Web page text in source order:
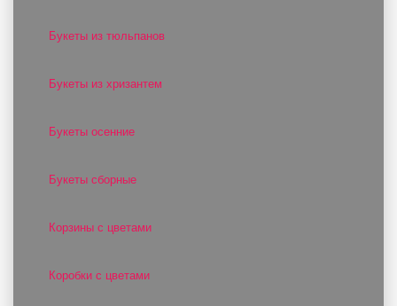
Букеты из тюльпанов
Букеты из хризантем
Букеты осенние
Букеты сборные
Корзины с цветами
Коробки с цветами